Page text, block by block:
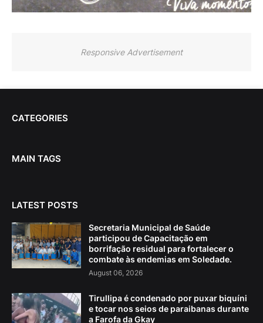
Responsive Advertisement
CATEGORIES
MAIN TAGS
LATEST POSTS
Secretaria Municipal de Saúde
participou de Capacitação em
borrifação residual para fortalecer o
combate às endemias em Soledade.
August 06, 2026
Tirullipa é condenado por puxar biquíni
e tocar nos seios de paraibanas durante
a Farofa da Gkay